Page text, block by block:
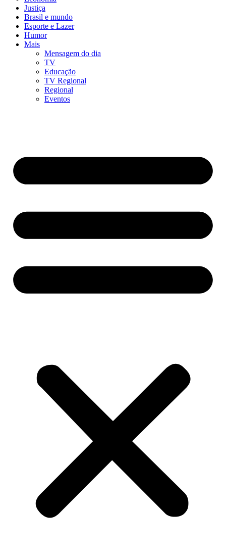
Justiça
Brasil e mundo
Esporte e Lazer
Humor
Mais
Mensagem do dia
TV
Educação
TV Regional
Regional
Eventos